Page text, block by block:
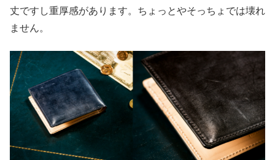
丈ですし重厚感があります。ちょっとやそっちょでは壊れ
ません。